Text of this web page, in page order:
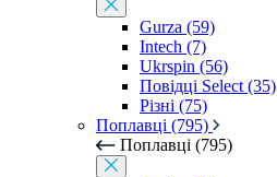
Gurza (59)
Intech (7)
Ukrspin (56)
Повідці Select (35)
Різні (75)
Поплавці (795)
Поплавці (795)